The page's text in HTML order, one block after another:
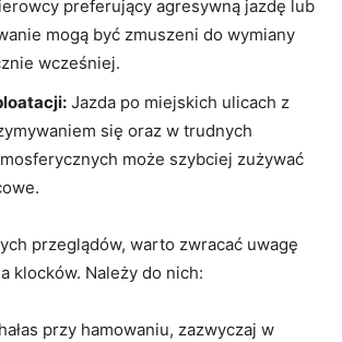
preferujący agresywną jazdę lub
mogą być zmuszeni do wymiany
wcześniej.
Jazda po miejskich ulicach‌ z
się oraz w trudnych
może szybciej zużywać
przeglądów,⁢ warto zwracać uwagę
klocków. Należy​ do nich:
przy hamowaniu, zazwyczaj w